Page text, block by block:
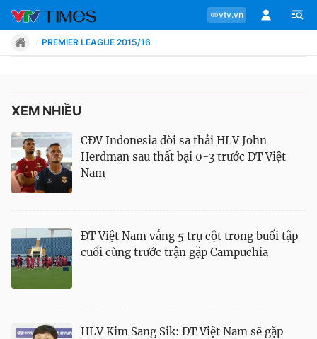
vtv.vn
Chuyên mục
Tin tức
Move
Phong cách
Chân dung
PREMIER LEAGUE 2015/16
XEM NHIỀU
CĐV Indonesia đòi sa thải HLV John
Herdman sau thất bại 0-3 trước ĐT Việt
Nam
ĐT Việt Nam vắng 5 trụ cột trong buổi tập
cuối cùng trước trận gặp Campuchia
HLV Kim Sang Sik: ĐT Việt Nam sẽ gặp